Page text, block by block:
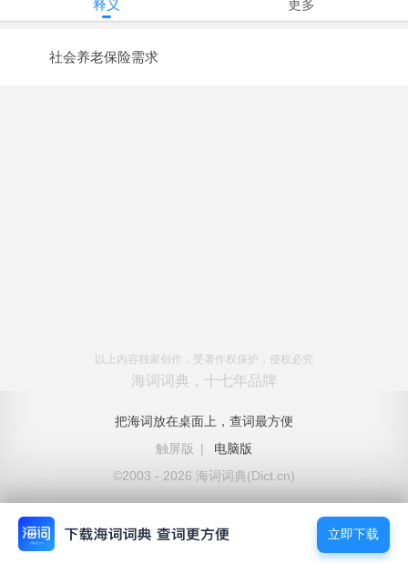
释义 更多
社会养老保险需求
以上内容独家创作，受著作权保护，侵权必究
海词词典，十七年品牌
把海词放在桌面上，查词最方便
触屏版
|
电脑版
©2003 - 2026 海词词典(Dict.cn)
立即下载
立即下载